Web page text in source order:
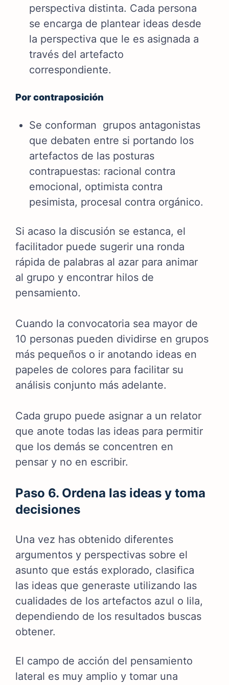
perspectiva distinta. Cada persona
se encarga de plantear ideas desde
la perspectiva que le es asignada a
través del artefacto
correspondiente.
Por contraposición
Se conforman grupos antagonistas
que debaten entre si portando los
artefactos de las posturas
contrapuestas: racional contra
emocional, optimista contra
pesimista, procesal contra orgánico.
Si acaso la discusión se estanca, el
facilitador puede sugerir una ronda
rápida de palabras al azar para animar
al grupo y encontrar hilos de
pensamiento.
Cuando la convocatoria sea mayor de
10 personas pueden dividirse en grupos
más pequeños o ir anotando ideas en
papeles de colores para facilitar su
análisis conjunto más adelante.
Cada grupo puede asignar a un relator
que anote todas las ideas para permitir
que los demás se concentren en
pensar y no en escribir.
Paso 6. Ordena las ideas y toma
decisiones
Una vez has obtenido diferentes
argumentos y perspectivas sobre el
asunto que estás explorado, clasifica
las ideas que generaste utilizando las
cualidades de los artefactos azul o lila,
dependiendo de los resultados buscas
obtener.
El campo de acción del pensamiento
lateral es muy amplio y tomar una